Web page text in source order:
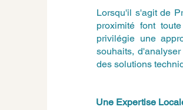
Lorsqu'il s'agit de
proximité font
privilégie une
souhaits,
des solutions
Une Expertise